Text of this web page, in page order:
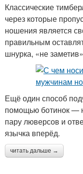
Классические
через которые
ношения является
правильным
шнурка, «не
Ещё один способ
помощью ботинок —
пару люверсов и
язычка вперёд.
читать дальше →